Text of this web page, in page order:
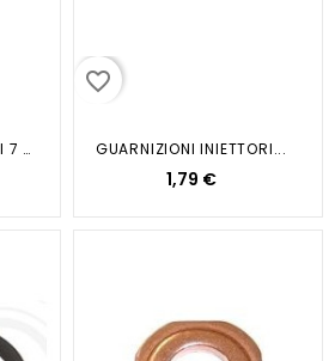
GUARNIZIONE INIETTORI 7 5X16...
favorite_border
GUARNIZIONI INIETTORI...
1,79 €